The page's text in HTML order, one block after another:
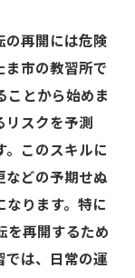
の再開には危険
ま市の教習所で
ことから始めま
リスクを予測
。このスキルに
などの予期せぬ
なります。特に
を再開するため
では、日常の運